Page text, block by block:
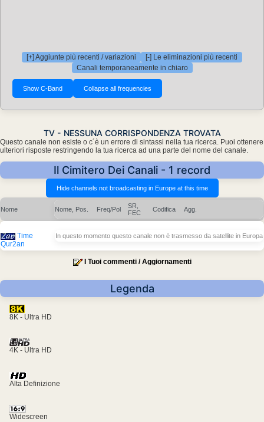
[+] Aggiunte più recenti / variazioni
[-] Le eliminazioni più recenti
Canali temporaneamente in chiaro
TV - NESSUNA CORRISPONDENZA TROVATA
Questo canale non esiste o c´è un errore di sintassi nella tua ricerca. Puoi ottenere
ulteriori risposte restringendo la tua ricerca ad una parte del nome del canale.
Il Cimitero Dei Canali - 1 record
Nome Nome, Pos. Freq/Pol
SR,
FEC
Codifica Agg.
Time
Qur2an
In questo momento questo canale non è trasmesso da satellite in Europa
I Tuoi commenti / Aggiornamenti
Legenda
8K - Ultra HD
4K - Ultra HD
Alta Definizione
Widescreen